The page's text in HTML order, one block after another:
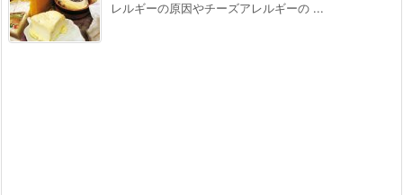
レルギーの原因やチーズアレルギーの ...